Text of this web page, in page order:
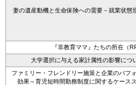
妻の遺産動機と生命保険への需要－就業状態
『非教育ママ』たちの所在（
大学選択に与える家計属性の影響につ
ファミリー・フレンドリー施策と企業のパフ
効果～育児短時間勤務制度に関するケース